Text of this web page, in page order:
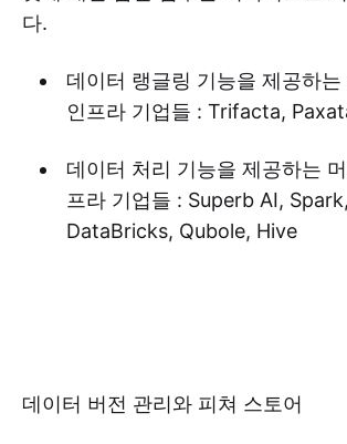
다.
데이터 랭글링 기능을 제공하는
인프라 기업들 : Trifacta,
데이터 처리 기능을 제공하는
프라 기업들 : Superb AI, Spark,
DataBricks, Qubole, Hive
데이터 버전 관리와 피쳐 스토어